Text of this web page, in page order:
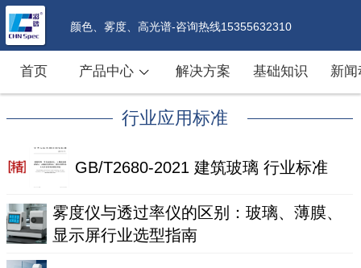
颜色、雾度、高光谱-咨询热线15355632310
首页 产品中心 解决方案 基础知识 新
行业应用标准
GB/T2680-2021 建筑玻璃 行业标准
雾度仪与透过率仪的区别：玻璃、薄膜、
显示屏行业选型指南